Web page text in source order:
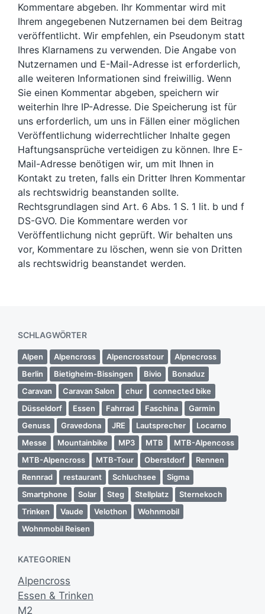
Kommentare abgeben. Ihr Kommentar wird mit
Ihrem angegebenen Nutzernamen bei dem Beitrag
veröffentlicht. Wir empfehlen, ein Pseudonym statt
Ihres Klarnamens zu verwenden. Die Angabe von
Nutzernamen und E-Mail-Adresse ist erforderlich,
alle weiteren Informationen sind freiwillig. Wenn
Sie einen Kommentar abgeben, speichern wir
weiterhin Ihre IP-Adresse. Die Speicherung ist für
uns erforderlich, um uns in Fällen einer möglichen
Veröffentlichung widerrechtlicher Inhalte gegen
Haftungsansprüche verteidigen zu können. Ihre E-
Mail-Adresse benötigen wir, um mit Ihnen in
Kontakt zu treten, falls ein Dritter Ihren Kommentar
als rechtswidrig beanstanden sollte.
Rechtsgrundlagen sind Art. 6 Abs. 1 S. 1 lit. b und f
DS-GVO. Die Kommentare werden vor
Veröffentlichung nicht geprüft. Wir behalten uns
vor, Kommentare zu löschen, wenn sie von Dritten
als rechtswidrig beanstandet werden.
SCHLAGWÖRTER
Alpen Alpencross Alpencrosstour
Alpnecross
Berlin
Bietigheim-Bissingen Bivio
Bonaduz
Caravan
Caravan Salon chur
connected bike
Düsseldorf
Essen Fahrrad Faschina
Garmin
Genuss
Gravedona JRE Lautsprecher
Locarno
Messe
Mountainbike MP3 MTB
MTB-Alpencoss
MTB-Alpencross
MTB-Tour Oberstdorf
Rennen
Rennrad
restaurant Schluchsee
Sigma
Smartphone
Solar Steg Stellplatz
Sternekoch
Trinken
Vaude Velothon
Wohnmobil
Wohnmobil Reisen
KATEGORIEN
Alpencross
Essen & Trinken
M2